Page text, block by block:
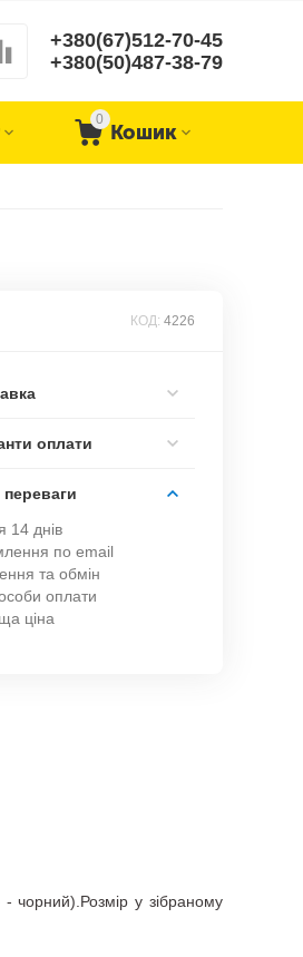
+380(67)512-70-45
+380(50)487-38-79
0
Кошик
КОД: 4226
оплати
переваги
14 днів
по email
та обмін
оплати
ціна
чорний).Розмір у зібраному